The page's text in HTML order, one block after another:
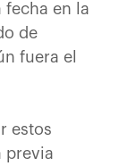
fecha en la
de
fuera el
estos
previa